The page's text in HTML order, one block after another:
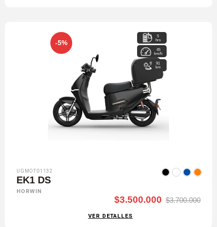
-5%
5
hrs
45
km/h
91
km
UGMOT01132
EK1 DS
HORWIN
$3.500.000 $3.700.000
VER DETALLES